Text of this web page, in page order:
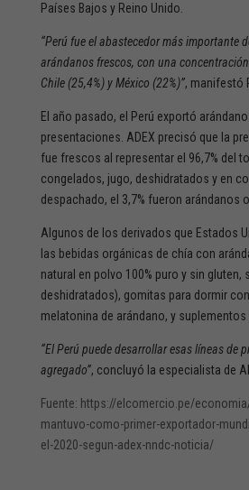
Países Bajos y Reino Unido.
“Perú fue el abastecedor más importante
arándanos frescos, con una
Chile (25,4%) y México (22%)”, manifestó
El año pasado, el Perú exportó
presentaciones. ADEX precisó que la
fue frescos al representar el 96,7% del
congelados, jugo, deshidratados y en
despachado, el 3,7% fueron arándanos
Algunos de los derivados que Estados
las bebidas orgánicas de chía con
natural en polvo 100% puro y sin gluten,
deshidratados), gomitas para dormir
melatonina de arándano, y suplementos
“El Perú puede desarrollar esas líneas de
agregado”, concluyó la especialista de
Fuente: https://elcomercio.pe/
mantuvo-como-primer-exportador-
el-2020-segun-adex-nndc-noticia/